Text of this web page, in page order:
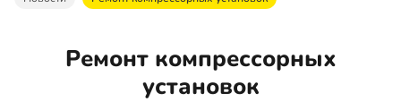
Ремонт компрессорных
установок